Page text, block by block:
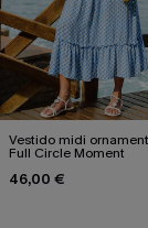
Vestido midi
Full Circle Moment
46,00 €